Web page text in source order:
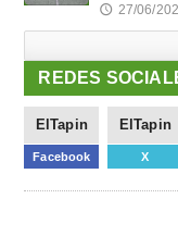
🕔 27/06/
REDES
ElTapin
Facebook
ElTapin
X